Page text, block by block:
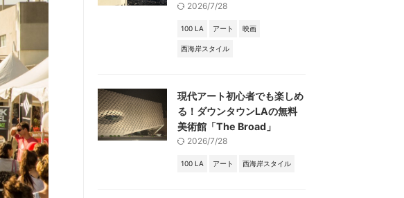
2026/7/28
100 LA アート 映画
西海岸スタイル
現代アート初心者でも楽しめ
る！ダウンタウンLAの無料
美術館「The Broad」
2026/7/28
100 LA アート 西海岸スタイル